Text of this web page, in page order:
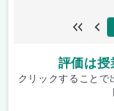
評価は授
クリックすることで